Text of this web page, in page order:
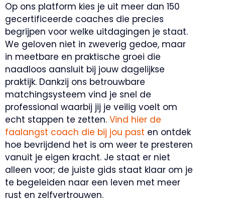
Op ons platform kies je uit meer dan 150
gecertificeerde coaches die precies
begrijpen voor welke uitdagingen je staat.
We geloven niet in zweverig gedoe, maar
in meetbare en praktische groei die
naadloos aansluit bij jouw dagelijkse
praktijk. Dankzij ons betrouwbare
matchingsysteem vind je snel de
professional waarbij jij je veilig voelt om
echt stappen te zetten. Vind hier de
faalangst coach die bij jou past en ontdek
hoe bevrijdend het is om weer te presteren
vanuit je eigen kracht. Je staat er niet
alleen voor; de juiste gids staat klaar om je
te begeleiden naar een leven met meer
rust en zelfvertrouwen.